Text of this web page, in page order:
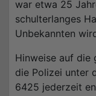
war etwa 25
schulterlanges
Unbekannten
Hinweise auf die
die Polizei unter
6425 jederzeit